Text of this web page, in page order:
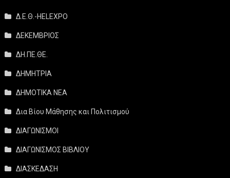
Δ.Ε.Θ.-HELEXPO
ΔΕΚΕΜΒΡΙΟΣ
ΔΗ.ΠΕ.ΘΕ.
ΔΗΜΗΤΡΙΑ
ΔΗΜΟΤΙΚΑ ΝΕΑ
Δια Βίου Μάθησης και Πολιτισμού
ΔΙΑΓΩΝΙΣΜΟΙ
ΔΙΑΓΩΝΙΣΜΟΣ ΒΙΒΛΙΟΥ
ΔΙΑΣΚΕΔΑΣΗ